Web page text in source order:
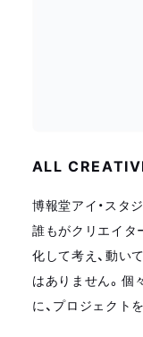
ALL
博報堂アイ・スタ
誰もがクリエイタ
化して考え、動い
はありません。個
に、プロジェクト